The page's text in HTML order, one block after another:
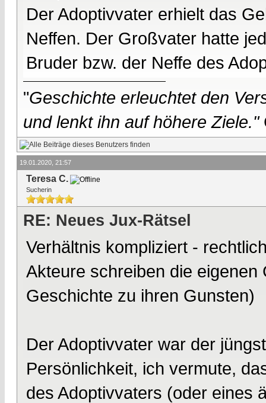
Der Adoptivvater erhielt das
Neffen. Der Großvater hatte
Bruder bzw. der Neffe des
"Geschichte erleuchtet den
und lenkt ihn auf höhere Ziele."
19.01.2020, 21:57
Teresa C.
Sucherin
RE: Neues Jux-Rätsel
Verhältnis kompliziert -
Akteure schreiben die
Geschichte zu ihren Gunsten)
Der Adoptivvater war der
Persönlichkeit, ich vermute,
des Adoptivvaters (oder eines